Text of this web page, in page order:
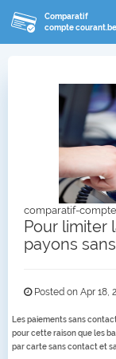
Comparatif
compte courant.be
comparatif-
Pour limiter
payons
Posted on Apr 18,
Les paiements sans
pour cette raison que les
par carte sans contact et